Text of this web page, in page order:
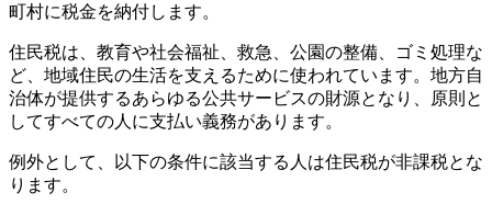
町村に税金を納付します。
住民税は、教育や社会福祉、救急、公園の整備、ゴミ処理な
ど、地域住民の生活を支えるために使われています。地方自
治体が提供するあらゆる公共サービスの財源となり、原則と
してすべての人に支払い義務があります。
例外として、以下の条件に該当する人は住民税が非課税とな
ります。